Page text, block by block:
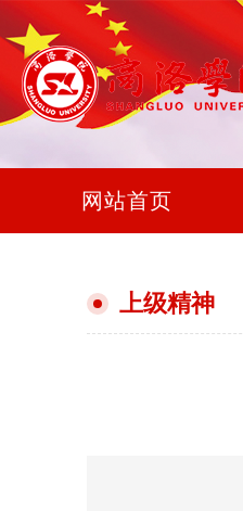
网站首页
上级精神